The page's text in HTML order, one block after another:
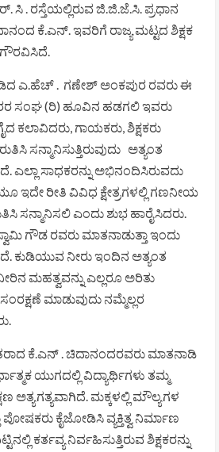
ಸಿ . ರಸ್ತೆಯಲ್ಲಿರುವ ಜಿ.ಜಿ.ಜೆ.ಸಿ. ಪ್ರಧಾನ
ಕೆ.ಎನ್. ಇವರಿಗೆ ರಾಜ್ಯ ಮಟ್ಟದ ಶಿಕ್ಷಕ
ಗೌರವಿಸಿದೆ.
ಎ.ಹೆಚ್ . ಗಣೇಶ್ ಅಂಕಪುರ ರವರು ಈ
ಸಂಘ (ರಿ) ಹೂವಿನ ಹಡಗಲಿ ಇವರು
ಕಲಾವಿದರು, ಗಾಯಕರು, ಶಿಕ್ಷಕರು
ಸನ್ಮಾನಿಸುತ್ತಿರುವುದು ಅತ್ಯಂತ
ಎಲ್ಲಾ ಸಾಧಕರನ್ನು ಅಭಿನಂದಿಸಿರುವದು
ಇದೇ ರೀತಿ ವಿವಿಧ ಕ್ಷೇತ್ರಗಳಲ್ಲಿ ಗಣನೀಯ
ಸನ್ಮಾನಿಸಲಿ ಎಂದು ಶುಭ ಹಾರೈಸಿದರು.
ಗೌಡ ರವರು ಮಾತನಾಡುತ್ತಾ ಇಂದು
ನೀರು ಇಂದಿನ ಅತ್ಯಂತ
ಮಹತ್ವವನ್ನು ಎಲ್ಲರೂ ಅರಿತು
ಮಾಡುವುದು ನಮ್ಮೆಲ್ಲರ
ಕೆ.ಎನ್ . ಚಿದಾನಂದರವರು ಮಾತನಾಡಿ
ಯುಗದಲ್ಲಿ ವಿದ್ಯಾರ್ಥಿಗಳು ತಮ್ಮ
ಅತ್ಯಗತ್ಯವಾಗಿದೆ. ಮಕ್ಕಳಲ್ಲಿ ಮೌಲ್ಯಗಳ
ಪೋಷಕರು ಕೈಜೋಡಿಸಿ ವ್ಯಕ್ತಿತ್ವ ನಿರ್ಮಾಣ
ಕರ್ತವ್ಯ ನಿರ್ವಹಿಸುತ್ತಿರುವ ಶಿಕ್ಷಕರನ್ನು